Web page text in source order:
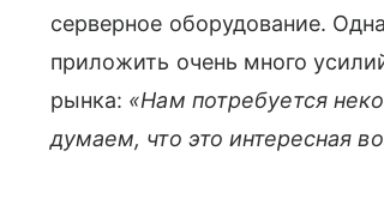
серверное оборудование.
приложить очень много
рынка: «Нам потребуется
думаем, что это интересная